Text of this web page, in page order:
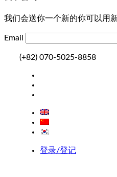
我们会送你一个新的你可以用
Email
(+82) 070-5025-8858
登录/登记